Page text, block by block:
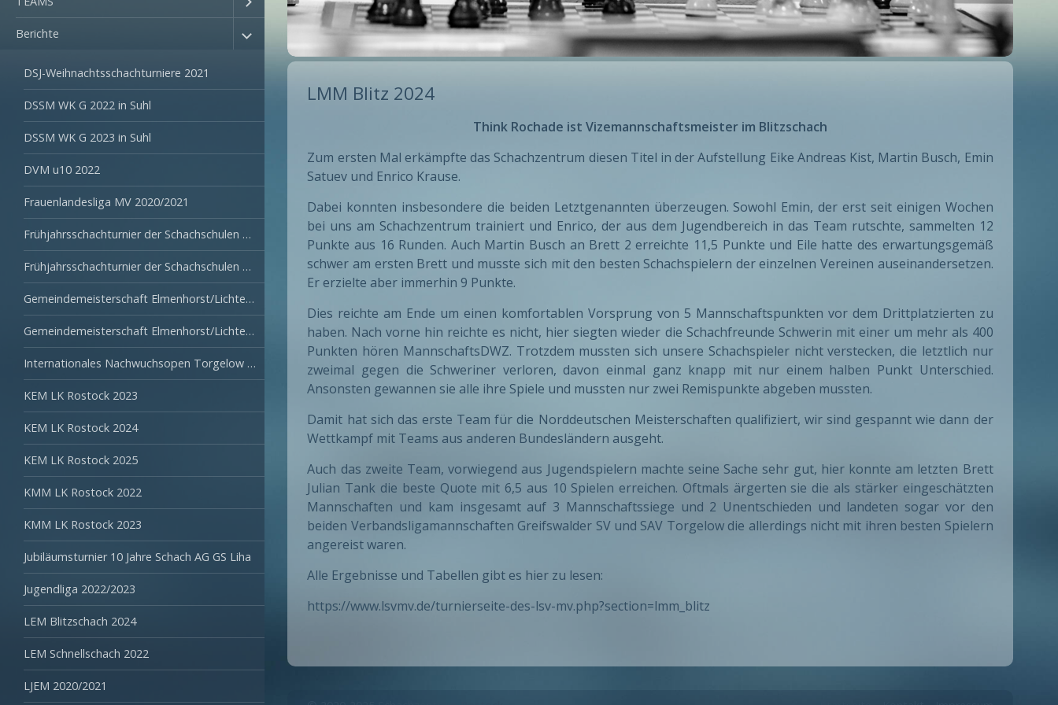
Berichte
DSJ-Weihnachtsschachturniere 2021
DSSM WK G 2022 in Suhl
DSSM WK G 2023 in Suhl
DVM u10 2022
Frauenlandesliga MV 2020/2021
Frühjahrsschachturnier der Schachschulen 2022
Frühjahrsschachturnier der Schachschulen 2023
Gemeindemeisterschaft Elmenhorst/Lichtenhagen 2022
Gemeindemeisterschaft Elmenhorst/Lichtenhagen 2023
Internationales Nachwuchsopen Torgelow 2024
KEM LK Rostock 2023
KEM LK Rostock 2024
KEM LK Rostock 2025
KMM LK Rostock 2022
KMM LK Rostock 2023
Jubiläumsturnier 10 Jahre Schach AG GS Liha
Jugendliga 2022/2023
LEM Blitzschach 2024
LEM Schnellschach 2022
LJEM 2020/2021
LMM Blitz 2024
Think Rochade ist Vizemannschaftsmeister im Blitzschach
Zum ersten Mal erkämpfte das Schachzentrum diesen Titel in der Aufstellung Eike Andreas Kist, Martin Busch, Emin
Satuev und Enrico Krause.
Dabei konnten insbesondere die beiden Letztgenannten überzeugen. Sowohl Emin, der erst seit einigen Wochen
bei uns am Schachzentrum trainiert und Enrico, der aus dem Jugendbereich in das Team rutschte, sammelten 12
Punkte aus 16 Runden. Auch Martin Busch an Brett 2 erreichte 11,5 Punkte und Eile hatte des erwartungsgemäß
schwer am ersten Brett und musste sich mit den besten Schachspielern der einzelnen Vereinen auseinandersetzen.
Er erzielte aber immerhin 9 Punkte.
Dies reichte am Ende um einen komfortablen Vorsprung von 5 Mannschaftspunkten vor dem Drittplatzierten zu
haben. Nach vorne hin reichte es nicht, hier siegten wieder die Schachfreunde Schwerin mit einer um mehr als 400
Punkten hören MannschaftsDWZ. Trotzdem mussten sich unsere Schachspieler nicht verstecken, die letztlich nur
zweimal gegen die Schweriner verloren, davon einmal ganz knapp mit nur einem halben Punkt Unterschied.
Ansonsten gewannen sie alle ihre Spiele und mussten nur zwei Remispunkte abgeben mussten.
Damit hat sich das erste Team für die Norddeutschen Meisterschaften qualifiziert, wir sind gespannt wie dann der
Wettkampf mit Teams aus anderen Bundesländern ausgeht.
Auch das zweite Team, vorwiegend aus Jugendspielern machte seine Sache sehr gut, hier konnte am letzten Brett
Julian Tank die beste Quote mit 6,5 aus 10 Spielen erreichen. Oftmals ärgerten sie die als stärker eingeschätzten
Mannschaften und kam insgesamt auf 3 Mannschaftssiege und 2 Unentschieden und landeten sogar vor den
beiden Verbandsligamannschaften Greifswalder SV und SAV Torgelow die allerdings nicht mit ihren besten Spielern
angereist waren.
Alle Ergebnisse und Tabellen gibt es hier zu lesen:
https://www.lsvmv.de/turnierseite-des-lsv-mv.php?section=lmm_blitz